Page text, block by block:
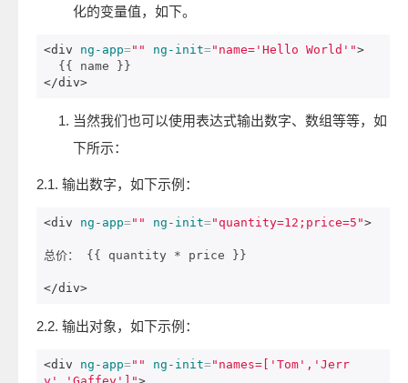
化的变量值，如下。
<div ng-app="" ng-init="name='Hello World'">
</div>
当然我们也可以使用表达式输出数字、数组等等，如
下所示：
2.1. 输出数字，如下示例：
<div ng-app="" ng-init="quantity=12;price=5">
总价： {{ quantity * price }}
</div>
2.2. 输出对象，如下示例：
<div ng-app="" ng-init="names=['Tom','Jerr